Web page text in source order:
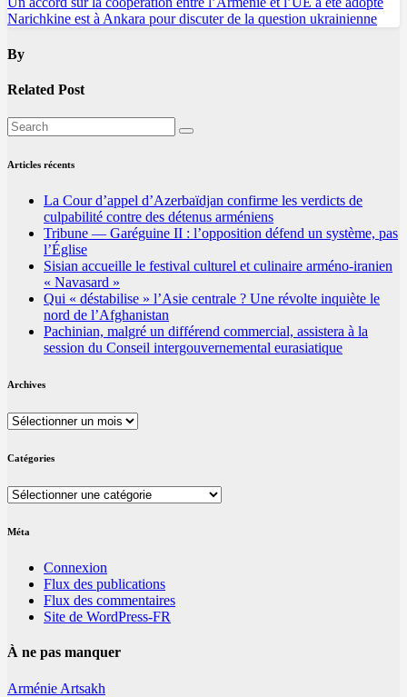
Navigation
de
l’article
Narichkine est à Ankara pour discuter de la question ukrainienne
By
Related Post
Articles récents
La Cour d’appel d’Azerbaïdjan confirme les verdicts de
culpabilité contre des détenus arméniens
Tribune — Garéguine II : l’opposition défend un système, pas
l’Église
Sisian accueille le festival culturel et culinaire arméno-iranien
« Navasard »
Qui « déstabilise » l’Asie centrale ? Une révolte inquiète le
nord de l’Afghanistan
Pachinian, malgré un différend commercial, assistera à la
session du Conseil intergouvernemental eurasiatique
Archives
Archives
Catégories
Catégories
Méta
Connexion
Flux des publications
Flux des commentaires
Site de WordPress-FR
À ne pas manquer
Arménie Artsakh